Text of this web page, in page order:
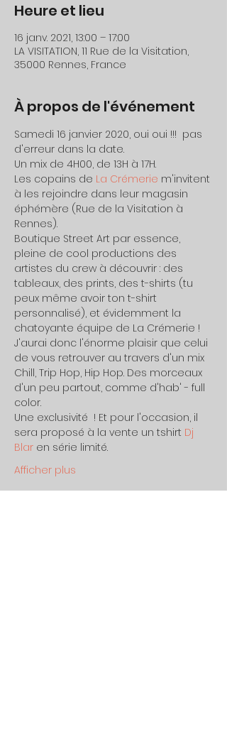
Heure et lieu
16 janv. 2021, 13:00 – 17:00
LA VISITATION, 11 Rue de la Visitation,
35000 Rennes, France
À propos de l'événement
Samedi 16 janvier 2020, oui oui !!!  pas
d'erreur dans la date.
Un mix de 4H00, de 13H à 17H.
Les copains de La Crémerie m'invitent
à les rejoindre dans leur magasin
éphémère (Rue de la Visitation à
Rennes).
Boutique Street Art par essence,
pleine de cool productions des
artistes du crew à découvrir : des
tableaux, des prints, des t-shirts (tu
peux même avoir ton t-shirt
personnalisé), et évidemment la
chatoyante équipe de La Crémerie !
J'aurai donc l'énorme plaisir que celui
de vous retrouver au travers d'un mix
Chill, Trip Hop, Hip Hop. Des morceaux
d'un peu partout, comme d'hab' - full
color.
Une exclusivité  ! Et pour l'occasion, il
sera proposé à la vente un tshirt Dj
Blar en série limité.
Afficher plus